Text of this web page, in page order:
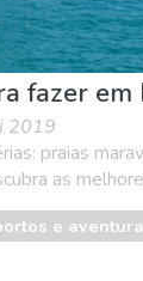
fazer
2019
praias
as
e aventura